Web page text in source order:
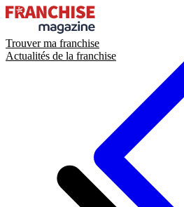
Trouver ma franchise
Actualités de la franchise